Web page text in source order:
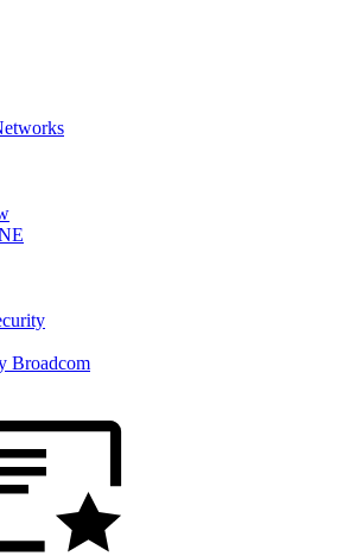
Broadcom